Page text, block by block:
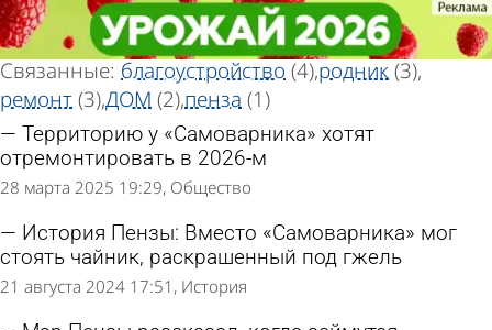
«Самоварник»
Тег новостей
Всего найдено 8 новостей
Связанные: благоустройство (4)родник(3)
ремонт(3)ДОМ (2)пенза (1)
Территорию у «Самоварника» хотят
отремонтировать в 2026-м
28 марта 2025 19:29 Общество
История Пензы: Вместо «Самоварника» мог
стоять чайник, раскрашенный под гжель
21 августа 2024 17:51 История
«Самоварник»
Тег новостей